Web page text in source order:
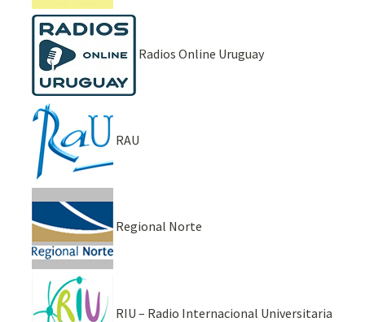
Radios Online Uruguay
RAU
Regional Norte
RIU – Radio Internacional Universitaria